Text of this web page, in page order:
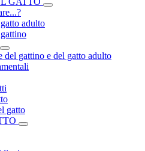
adulto
del gattino e del gatto adulto
gatto